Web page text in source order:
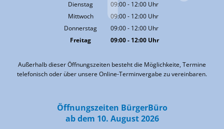
Dienstag 09:00- 12:00 Uhr
Von 09:00 bis 12:00 Uhr
Mittwoch 09:00- 12:00 Uhr
Von 09:00 bis 12:00 Uhr
Donnerstag 09:00- 12:00 Uhr
Von 09:00 bis 12:00 Uhr
Freitag 09:00- 12:00Uhr
Außerhalb dieser Öffnungszeiten besteht die Möglichkeite, Termine
telefonisch oder über unsere Online-Terminvergabe zu vereinbaren.
Öffnungszeiten BürgerBüro
ab dem 10. August 2026